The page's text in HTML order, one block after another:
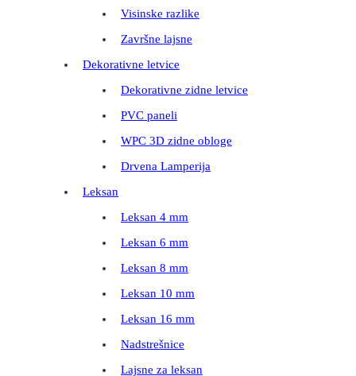
Visinske razlike
Završne lajsne
Dekorativne letvice
Dekorativne zidne letvice
PVC paneli
WPC 3D zidne obloge
Drvena Lamperija
Leksan
Leksan 4 mm
Leksan 6 mm
Leksan 8 mm
Leksan 10 mm
Leksan 16 mm
Nadstrešnice
Lajsne za leksan